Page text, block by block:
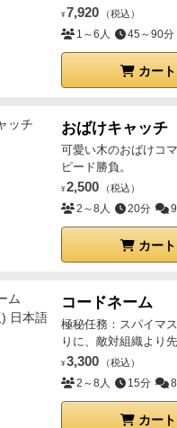
他のプレイヤーのカードをオー
が好きだったのかもしれないが
がないので、なんか読み合い
合いしていない感じのするゲー
¥ 7,920 （税込）
1～6人 45～90分
カート
おばけキャッチ
可愛い木のおばけコ
ピード勝負。
¥ 2,500 （税込）
2～8人 20分
カート
コードネーム
極秘任務：スパイマ
りに、敵対組織より
¥ 3,300 （税込）
2～8人 15分
カート